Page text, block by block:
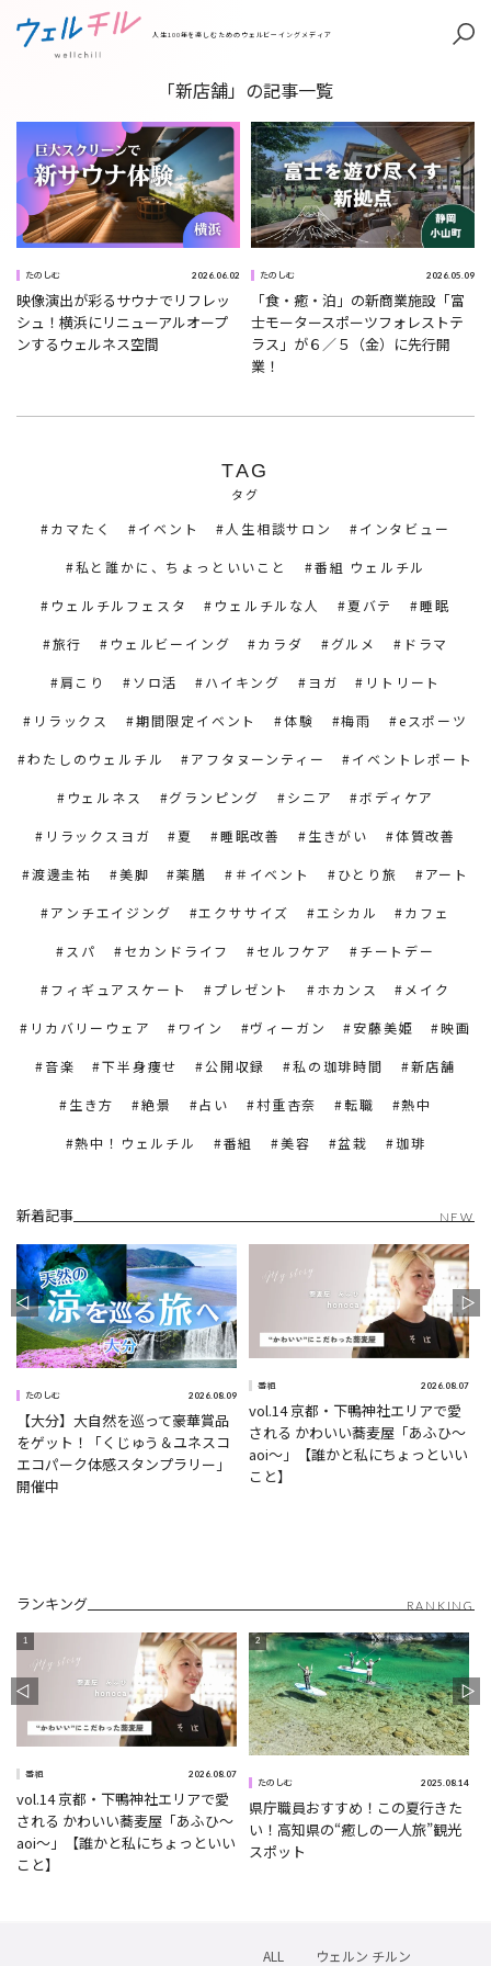
人生100年を楽しむためのウェルビーイングメディア
「新店舗」の記事一覧
たのしむ 2026.06.02
映像演出が彩るサウナでリフレッ
シュ！横浜にリニューアルオープ
ンするウェルネス空間
たのしむ 2026.05.09
「食・癒・泊」の新商業施設「富
士モータースポーツフォレストテ
ラス」が６／５（金）に先行開
業！
TAG
タグ
カマたく イベント 人生相談サロン インタビュー
私と誰かに、ちょっといいこと 番組 ウェルチル
ウェルチルフェスタ ウェルチルな人 夏バテ 睡眠
旅行 ウェルビーイング カラダ グルメ ドラマ
肩こり ソロ活 ハイキング ヨガ リトリート
リラックス 期間限定イベント 体験 梅雨 eスポーツ
わたしのウェルチル アフタヌーンティー イベントレポート
ウェルネス グランピング シニア ボディケア
リラックスヨガ 夏 睡眠改善 生きがい 体質改善
渡邊圭祐 美脚 薬膳 ＃イベント ひとり旅 アート
アンチエイジング エクササイズ エシカル カフェ
スパ セカンドライフ セルフケア チートデー
フィギュアスケート プレゼント ホカンス メイク
リカバリーウェア ワイン ヴィーガン 安藤美姫 映画
音楽 下半身痩せ 公開収録 私の珈琲時間 新店舗
生き方 絶景 占い 村重杏奈 転職 熱中
熱中！ウェルチル 番組 美容 盆栽 珈琲
新着記事 NEW
たのしむ 2026.08.09
【大分】大自然を巡って豪華賞品
をゲット！「くじゅう＆ユネスコ
エコパーク体感スタンプラリー」
開催中
番組 2026.08.07
vol.14 京都・下鴨神社エリアで愛
される かわいい蕎麦屋「あふひ〜
aoi〜」【誰かと私にちょっといい
こと】
ランキング RANKING
番組 2026.08.07
vol.14 京都・下鴨神社エリアで愛
される かわいい蕎麦屋「あふひ〜
aoi〜」【誰かと私にちょっといい
こと】
たのしむ 2025.08.14
県庁職員おすすめ！この夏行きた
い！高知県の“癒しの一人旅”観光
スポット
ALL ウェルン チルン